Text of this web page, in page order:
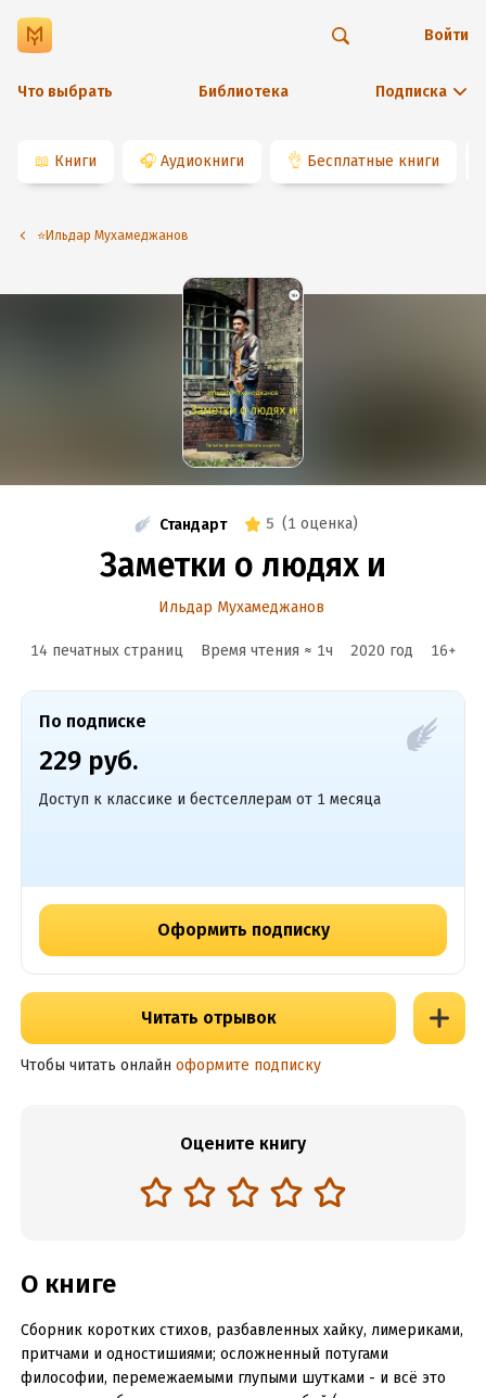
Что выбрать Библиотека Подписка
Войти
📖 Книги 🎧 Аудиокниги 👌 Бесплатные книги
⭐️Ильдар Мухамеджанов
Стандарт 5 (1 оценка)
Заметки о людях и
Ильдар Мухамеджанов
14 печатных страниц Время чтения ≈ 1ч 2020 год 16+
По подписке
229 руб.
Доступ к классике и бестселлерам от 1 месяца
Оформить подписку
Читать отрывок
Чтобы читать онлайн оформите подписку
Оцените книгу
О книге
Сборник коротких стихов, разбавленных хайку, лимериками,
притчами и одностишиями; осложненный потугами
философии, перемежаемыми глупыми шутками - и всё это